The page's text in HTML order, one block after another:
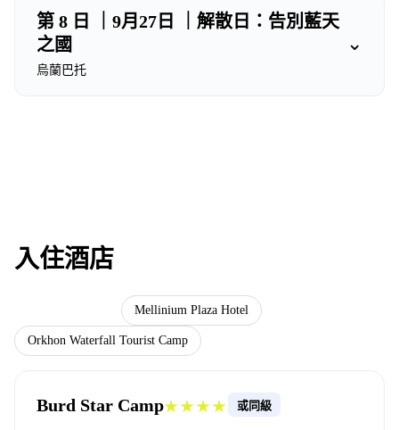
第 8 日 ｜9月27日 ｜解散日：告別藍天
之國
烏蘭巴托
⌄
入住酒店
Mellinium Plaza Hotel
Orkhon Waterfall Tourist Camp
Burd Star Camp★★★★ 或同級